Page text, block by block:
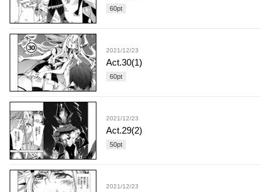
60pt
2021/12/23
Act.30(1)
60pt
2021/12/23
Act.29(2)
50pt
2021/12/23